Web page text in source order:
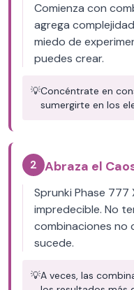
Comienza con
agrega
miedo de
puedes crear.
💡Concéntrate en
sumergirte en los
2 Abraza el
Sprunki Phase
impredecible. No
combinaciones no
sucede.
💡A veces, las